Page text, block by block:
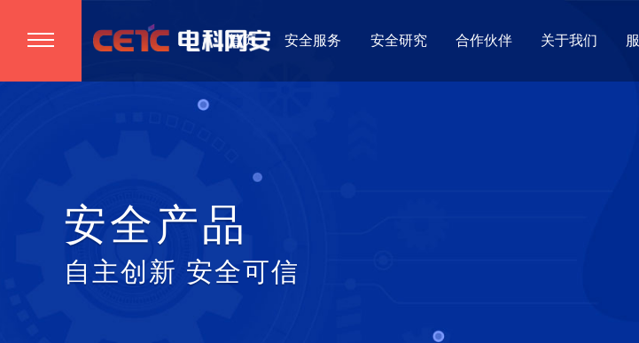
首页 安全服务 安全研究 合作伙伴 关于我们
安全产品
自主创新 安全可信